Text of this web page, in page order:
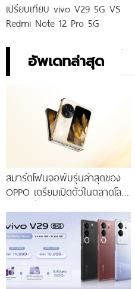
เปรียบเทียบ vivo V29 5G VS
Redmi Note 12 Pro 5G
อัพเดทล่าสุด
สมาร์ตโฟนจอพับรุ่นล่าสุดของ
OPPO เตรียมเปิดตัวในตลาดโลก